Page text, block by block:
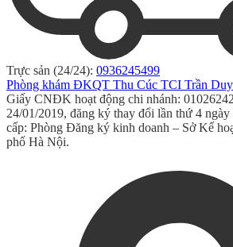
Trực sản (24/24): 0936245499
Phòng khám ĐKQT Thu Cúc TCI Trần
Giấy CNĐK hoạt động chi nhánh:
24/01/2019, đăng ký thay đổi lần thứ 4
cấp: Phòng Đăng ký kinh doanh – Sở Kế
phố Hà Nội.